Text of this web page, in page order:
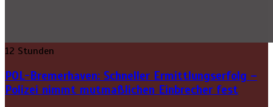
12 Stunden
POL-Bremerhaven: Schneller Ermittlungserfolg –
Polizei nimmt mutmaßlichen Einbrecher fest